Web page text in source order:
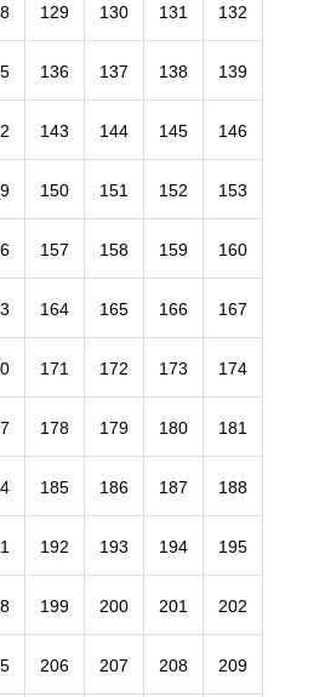
129 130 131 132
136 137 138 139
143 144 145 146
150 151 152 153
157 158 159 160
164 165 166 167
171 172 173 174
178 179 180 181
185 186 187 188
192 193 194 195
199 200 201 202
206 207 208 209